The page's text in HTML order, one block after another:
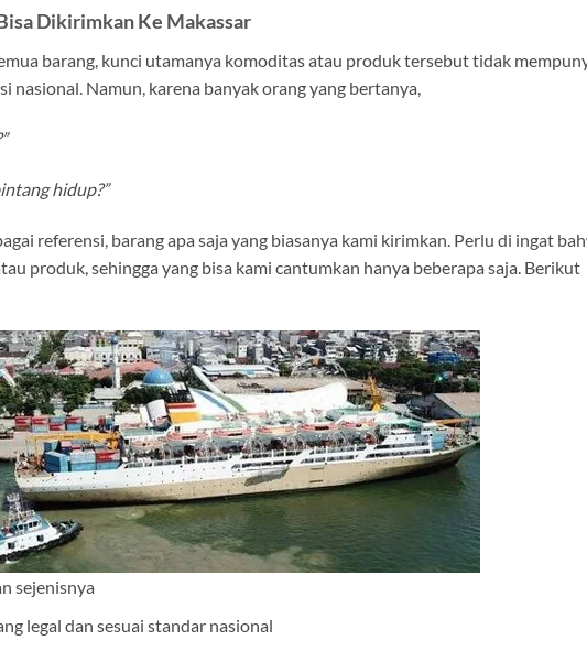
Dikirimkan Ke Makassar
barang, kunci utamanya komoditas atau produk tersebut tidak
nasional. Namun, karena banyak orang yang bertanya,
hidup?”
referensi, barang apa saja yang biasanya kami kirimkan. Perlu di ingat
produk, sehingga yang bisa kami cantumkan hanya beberapa saja. Berikut
sejenisnya
legal dan sesuai standar nasional